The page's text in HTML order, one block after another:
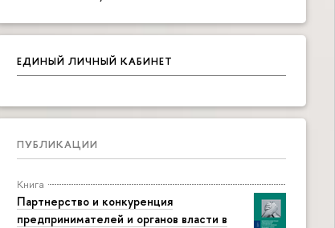
ЕДИНЫЙ ЛИЧНЫЙ КАБИНЕТ
ПУБЛИКАЦИИ
Книга
Партнерство и конкуренция
предпринимателей и органов власти в